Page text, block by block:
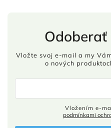
Vložte svoj e-mail a my
o nových
podmínkami